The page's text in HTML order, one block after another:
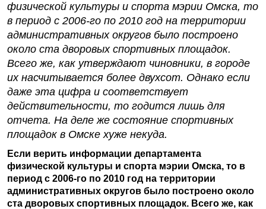
физической культуры и спорта мэрии Омска, то
в период с 2006-го по 2010 год на территории
административных округов было построено
около ста дворовых спортивных площадок.
Всего же, как утверждают чиновники, в городе
их насчитывается более двухсот. Однако если
даже эта цифра и соответствует
действительности, то годится лишь для
отчета. На деле же состояние спортивных
площадок в Омске хуже некуда.
Если верить информации департамента
физической культуры и спорта мэрии Омска, то в
период с 2006-го по 2010 год на территории
административных округов было построено около
ста дворовых спортивных площадок. Всего же, как